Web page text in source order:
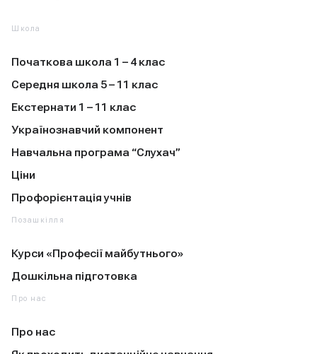
Школа
Початкова школа 1 – 4 клас
Середня школа 5 – 11 клас
Екстернати 1 – 11 клас
Українознавчий компонент
Навчальна програма “Слухач”
Ціни
Профорієнтація учнів
Позашкілля
Курси «Професії майбутнього»
Дошкільна підготовка
Про нас
Про нас